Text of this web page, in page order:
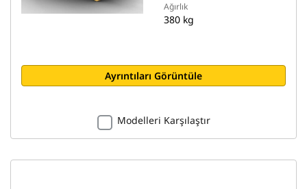
Ağırlık
380 kg
Ayrıntıları Görüntüle
Modelleri Karşılaştır